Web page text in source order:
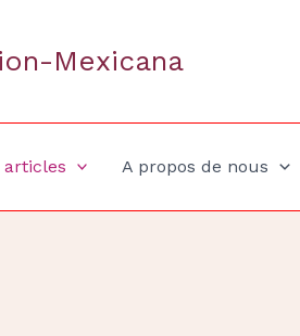
Mexicana
articles A propos de nous